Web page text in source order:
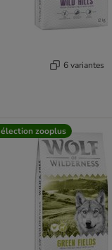
6 variantes
zooplus